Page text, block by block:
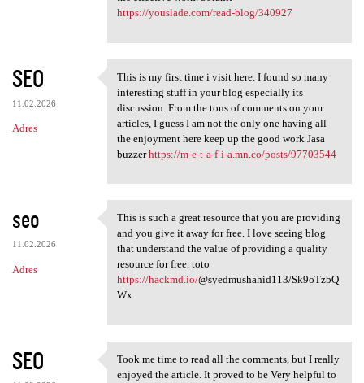
https://youslade.com/read-blog/340927
SEO
11.02.2026
Adres
This is my first time i visit
This is my first time i visit here. I found so many
interesting stuff in your blog especially its
discussion. From the tons of comments on your
articles, I guess I am not the only one having all
the enjoyment here keep up the good work Jasa
buzzerhttps://m-e-t-a-f-i-a.mn.co/posts/97703544
seo
11.02.2026
Adres
This is such a great resource
This is such a great resource that you are providing
and you give it away for free. I love seeing blog
that understand the value of providing a quality
resource for free. toto
https://hackmd.io/@syedmushahid113/Sk9oTzbQ
Wx
SEO Took me time to read all the
Took me time to read all the comments, but I really
enjoyed the article. It proved to be Very helpful to